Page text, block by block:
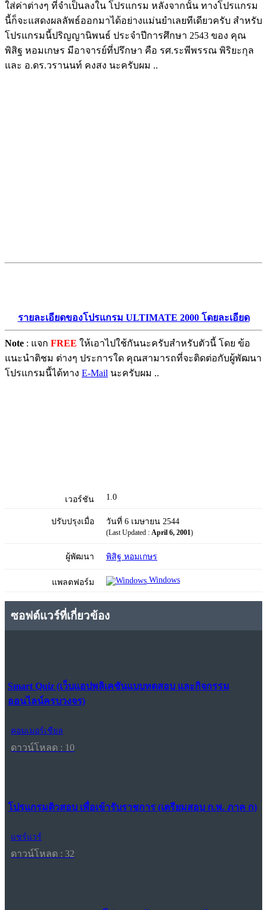
ใส่ค่าต่างๆ ที่จำเป็นลงใน โปรแกรม หลังจากนั้น ทางโปรแกรม
นี้ก็จะแสดงผลลัพธ์ออกมาได้อย่างแม่นยำเลยทีเดียวครับ สำหรับ
โปรแกรมนี้ปริญญานิพนธ์ ประจำปีการศึกษา 2543 ของ คุณ
พิสิฐ หอมเกษร มีอาจารย์ที่ปรึกษา คือ รศ.ระพีพรรณ พิริยะกุล
และ อ.ดร.วรานนท์ คงสง นะครับผม ..
รายละเอียดของโปรแกรม ULTIMATE 2000 โดยละเอียด
Note : แจก FREE ให้เอาไปใช้กันนะครับสำหรับตัวนี้ โดย ข้อ
แนะนำติชม ต่างๆ ประการใด คุณสามารถที่จะติดต่อกับผู้พัฒนา
โปรแกรมนี้ได้ทาง E-Mail นะครับผม ..
เวอร์ชัน 1.0
ปรับปรุงเมื่อ วันที่ 6 เมษายน 2544
(Last Updated : April 6, 2001)
ผู้พัฒนา พิสิฐ หอมเกษร
แพลตฟอร์ม Windows
ซอฟต์แวร์ที่เกี่ยวข้อง
Smart Quiz (เว็บแอปพลิเคชันแบบทดสอบ และกิจกรรม
ออนไลน์ครบวงจร)
คอมเมอร์เชียล
ดาวน์โหลด : 10
โปรแกรมติวสอบ เพื่อเข้ารับราชการ (เตรียมสอบ ก.พ. ภาค ก)
แชร์แวร์
ดาวน์โหลด : 32